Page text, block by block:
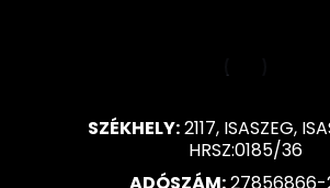
SZÉKHELY:2117, ISASZEG,
HRSZ:0185/36